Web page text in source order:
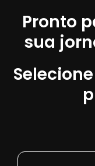
Pronto
sua